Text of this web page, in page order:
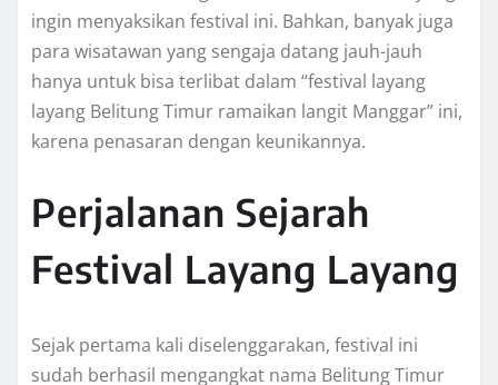
ingin menyaksikan festival ini. Bahkan, banyak juga
para wisatawan yang sengaja datang jauh-jauh
hanya untuk bisa terlibat dalam “festival layang
layang Belitung Timur ramaikan langit Manggar” ini,
karena penasaran dengan keunikannya.
Perjalanan Sejarah
Festival Layang Layang
Sejak pertama kali diselenggarakan, festival ini
sudah berhasil mengangkat nama Belitung Timur